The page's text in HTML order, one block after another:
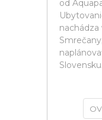
od
Slovensku.